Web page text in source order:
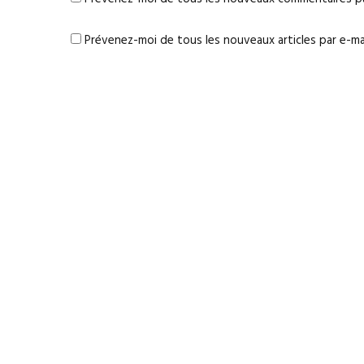
Prévenez-moi de tous les nouveaux articles par e-